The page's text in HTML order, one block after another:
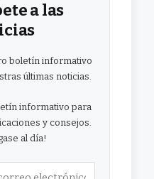
a las
boletín informativo
últimas noticias.
informativo para
y consejos.
al día!